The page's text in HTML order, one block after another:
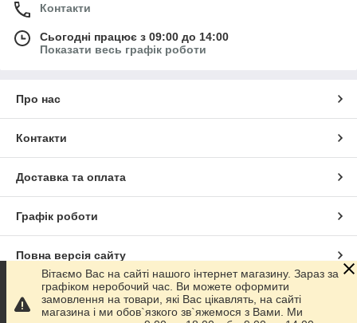
Контакти
Сьогодні працює з 09:00 до 14:00
Показати весь графік роботи
Про нас
Контакти
Доставка та оплата
Графік роботи
Повна версія сайту
Сайт створено на маркетплейсіProm.ua
Вітаємо Вас на сайті нашого інтернет магазину. Зараз за
графіком неробочий час. Ви можете оформити
замовлення на товари, які Вас цікавлять, на сайті
магазина і ми обов`язкого зв`яжемося з Вами. Ми